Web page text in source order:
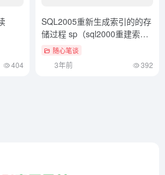
404
SQL2005重新生成索引的的存
储过程 sp（sql2000重建索
引）一篇读懂
随心笔谈
3年前 392